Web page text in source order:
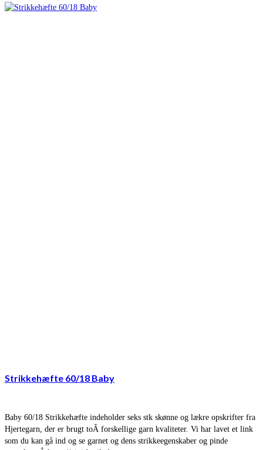
pris
pris
Strikkehæfte 60/18 Baby
Baby 60/18 Strikkehæfte indeholder seks stk skønne og lækre opskrifter fra
Hjertegarn, der er brugt toÂ forskellige garn kvaliteter. Vi har lavet et link
som du kan gå ind og se garnet og dens strikkeegenskaber og pinde